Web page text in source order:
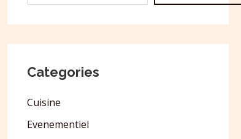
Categories
Cuisine
Evenementiel